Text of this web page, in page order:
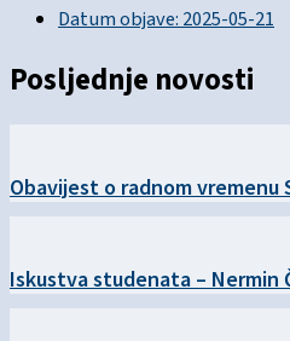
Datum objave:2025-05-21
Posljednje novosti
Obavijest o radnom
Iskustva studenata – Nermin